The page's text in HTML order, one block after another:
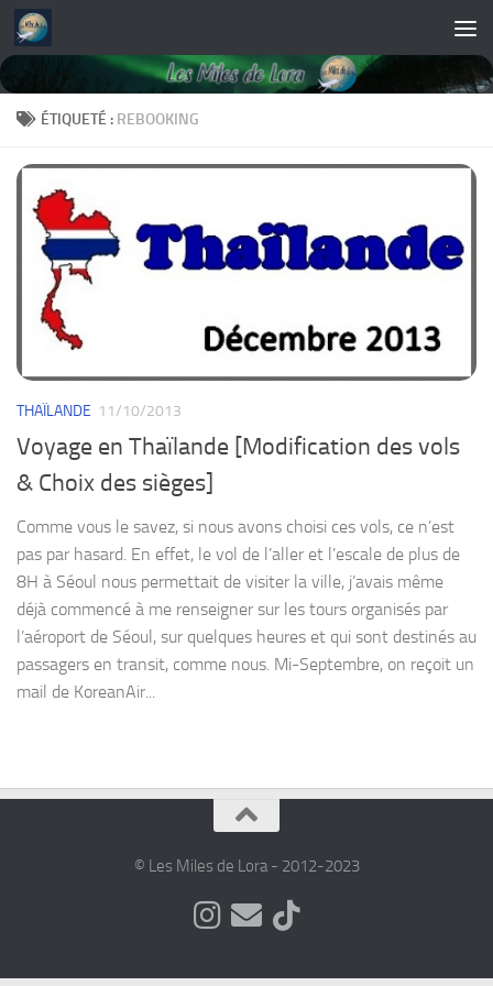
Skip to content
ÉTIQUETÉ : REBOOKING
THAÏLANDE 11/10/2013
Voyage en Thaïlande [Modification des vols
& Choix des sièges]
Comme vous le savez, si nous avons choisi ces vols, ce n’est
pas par hasard. En effet, le vol de l’aller et l’escale de plus de
8H à Séoul nous permettait de visiter la ville, j’avais même
déjà commencé à me renseigner sur les tours organisés par
l’aéroport de Séoul, sur quelques heures et qui sont destinés au
passagers en transit, comme nous. Mi-Septembre, on reçoit un
mail de KoreanAir...
© Les Miles de Lora - 2012-2023